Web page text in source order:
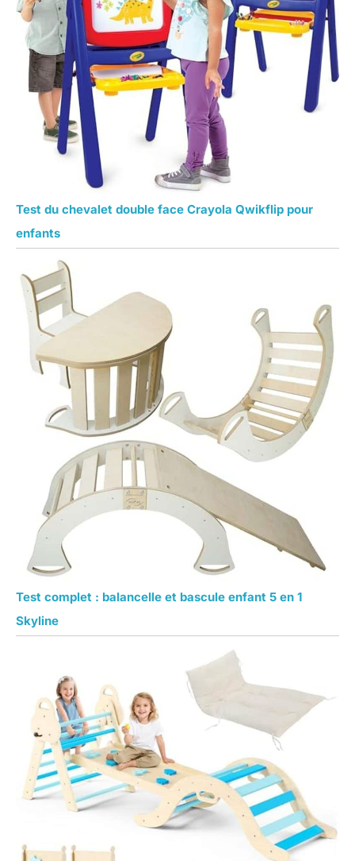
Test du chevalet double face Crayola Qwikflip pour
enfants
Test complet : balancelle et bascule enfant 5 en 1
Skyline